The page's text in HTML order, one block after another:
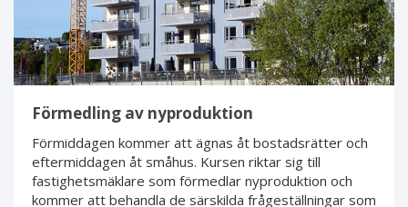
Förmedling av nyproduktion
Förmiddagen kommer att ägnas åt bostadsrätter och
eftermiddagen åt småhus. Kursen riktar sig till
fastighetsmäklare som förmedlar nyproduktion och
kommer att behandla de särskilda frågeställningar som